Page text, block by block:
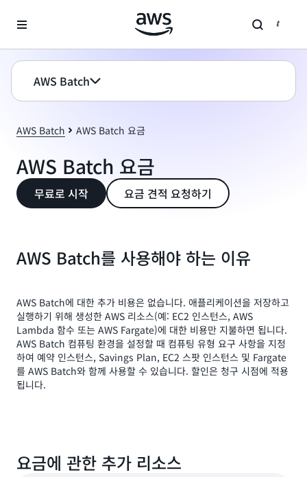
AWS Batch
AWS Batch AWS Batch 요금
AWS Batch 요금
무료로 시작 요금 견적 요청하기
AWS Batch를 사용해야 하는 이유
AWS Batch에 대한 추가 비용은 없습니다. 애플리케이션을 저장하고
실행하기 위해 생성한 AWS 리소스(예: EC2 인스턴스, AWS
Lambda 함수 또는 AWS Fargate)에 대한 비용만 지불하면 됩니다.
AWS Batch 컴퓨팅 환경을 설정할 때 컴퓨팅 유형 요구 사항을 지정
하여 예약 인스턴스, Savings Plan, EC2 스팟 인스턴스 및 Fargate
를 AWS Batch와 함께 사용할 수 있습니다. 할인은 청구 시점에 적용
됩니다.
요금에 관한 추가 리소스